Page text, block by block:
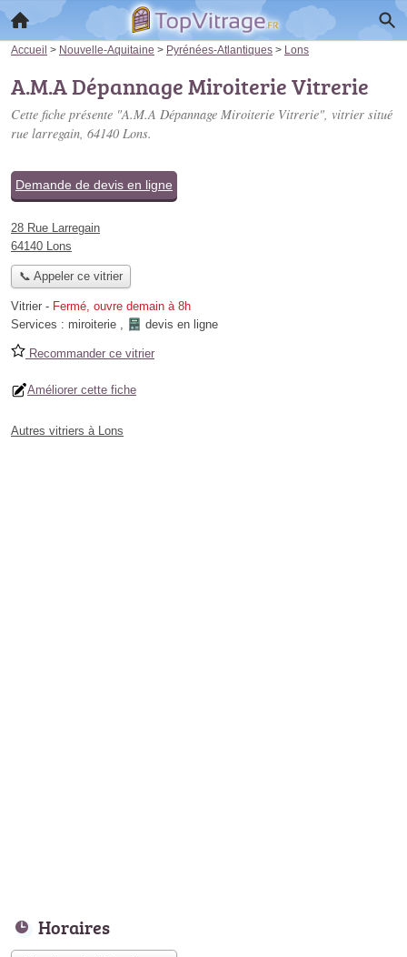
Accueil > Nouvelle-Aquitaine > Pyrénées-Atlantiques > Lons
A.M.A Dépannage Miroiterie Vitrerie
Cette fiche présente "A.M.A Dépannage Miroiterie Vitrerie", vitrier situé
rue larregain, 64140 Lons.
Demande de devis en ligne
28 Rue Larregain
64140 Lons
📞 Appeler ce vitrier
Vitrier - Fermé, ouvre demain à 8h
Services : miroiterie , devis en ligne
Recommander ce vitrier
Améliorer cette fiche
Autres vitriers à Lons
Horaires